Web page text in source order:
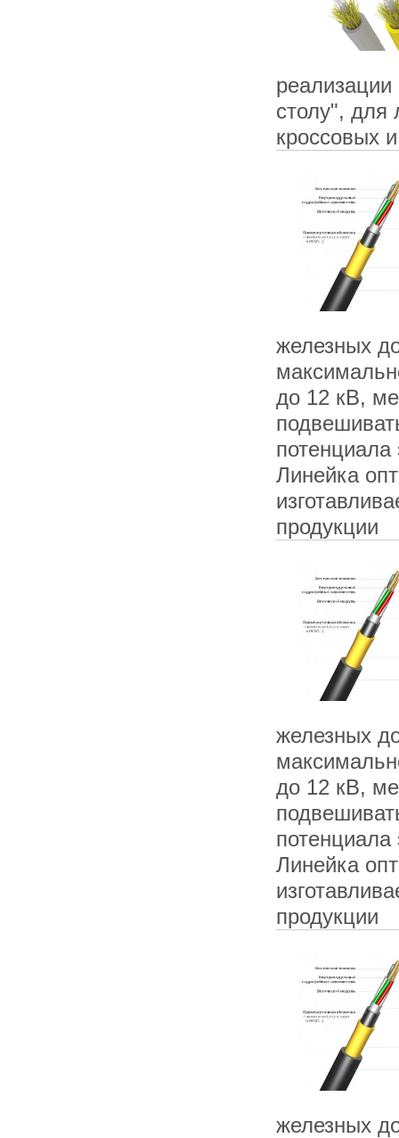
столу", для
кроссовых
железных
до 12 кВ,
Линейка
продукции
железных
до 12 кВ,
Линейка
продукции
железных